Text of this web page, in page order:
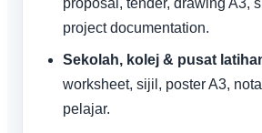
proposal, tender, drawing A3,
project documentation.
Sekolah, kolej & pusat
worksheet, sijil, poster A3,
pelajar.